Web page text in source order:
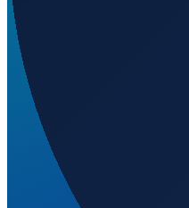
Antwerp